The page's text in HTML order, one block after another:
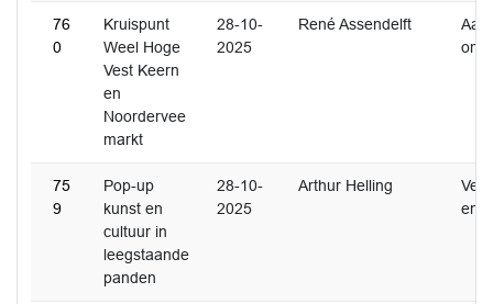
76
0
Kruispunt
Weel Hoge
Vest Keern
en
Noordervee
markt
28-10-
2025
René Assendelft
75
9
Pop-up
kunst en
cultuur in
leegstaande
panden
28-10-
2025
Arthur Helling
en